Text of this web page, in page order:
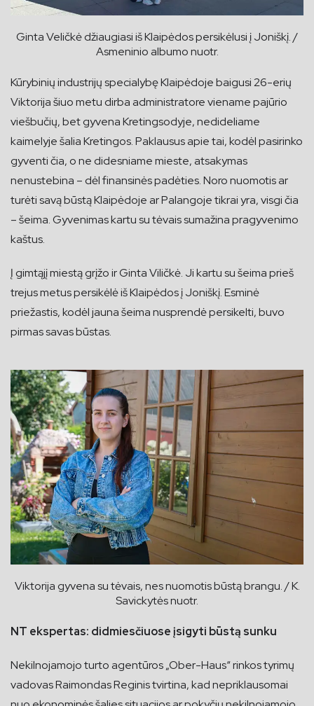
Ginta Veličkė džiaugiasi iš Klaipėdos persikėlusi į Joniškį. /
Asmeninio albumo nuotr.
Kūrybinių industrijų specialybę Klaipėdoje baigusi 26-erių
Viktorija šiuo metu dirba administratore viename pajūrio
viešbučių, bet gyvena Kretingsodyje, nedideliame
kaimelyje šalia Kretingos. Paklausus apie tai, kodėl pasirinko
gyventi čia, o ne didesniame mieste, atsakymas
nenustebina – dėl finansinės padėties. Noro nuomotis ar
turėti savą būstą Klaipėdoje ar Palangoje tikrai yra, visgi čia
– šeima. Gyvenimas kartu su tėvais sumažina pragyvenimo
kaštus.
Į gimtąjį miestą grįžo ir Ginta Viličkė. Ji kartu su šeima prieš
trejus metus persikėlė iš Klaipėdos į Joniškį. Esminė
priežastis, kodėl jauna šeima nusprendė persikelti, buvo
pirmas savas būstas.
Viktorija gyvena su tėvais, nes nuomotis būstą brangu. / K.
Savickytės nuotr.
NT ekspertas: didmiesčiuose įsigyti būstą sunku
Nekilnojamojo turto agentūros „Ober-Haus“ rinkos tyrimų
vadovas Raimondas Reginis tvirtina, kad nepriklausomai